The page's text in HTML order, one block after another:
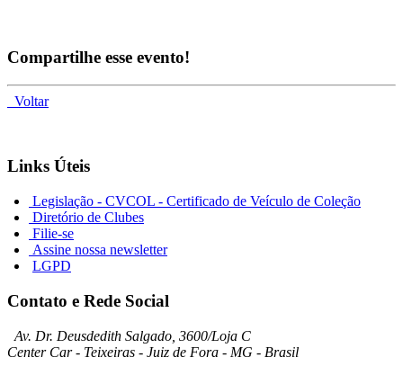
Compartilhe esse evento!
Voltar
Links Úteis
Legislação - CVCOL - Certificado de Veículo de Coleção
Diretório de Clubes
Filie-se
Assine nossa newsletter
LGPD
Contato e Rede Social
Av. Dr. Deusdedith Salgado, 3600/Loja C
Center Car - Teixeiras - Juiz de Fora - MG - Brasil